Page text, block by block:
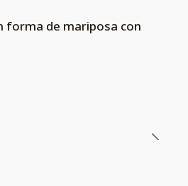
forma de mariposa con